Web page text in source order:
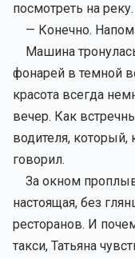
посмотреть на реку.
— Конечно.
Машина
фонарей в темной
красота всегда
вечер. Как
водителя,
говорил.
За окном
настоящая, без
ресторанов. И
такси, Татьяна